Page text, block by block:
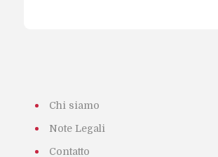
Chi siamo
Note Legali
Contatto